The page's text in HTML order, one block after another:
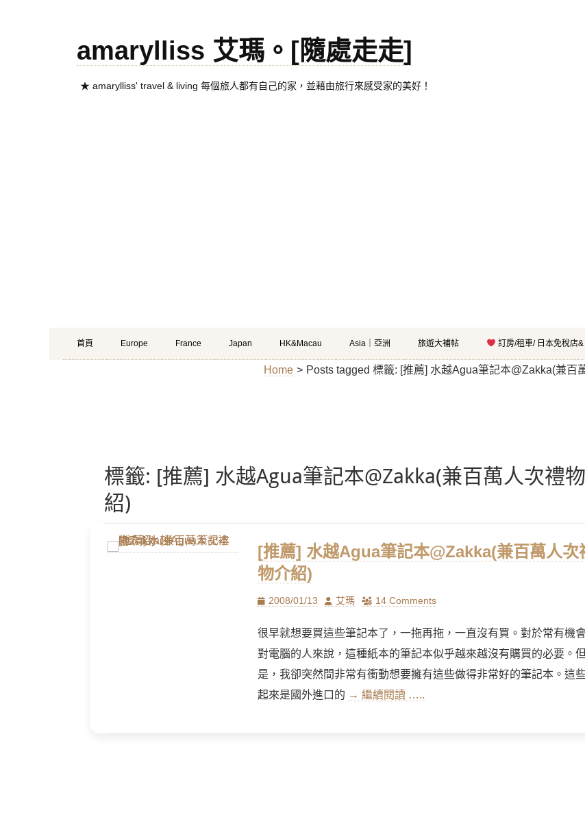
amarylliss 艾瑪。[隨處走走]
★ amarylliss' travel & living 每個旅人都有自己的家，並藉由旅行來感受家的美好！
Primary
Menu
Skip
to
首頁 Europe France Japan HK&Macau Asia｜亞洲 旅遊大補帖 訂房/租車/ 日本免稅店
Home > Posts tagged 標籤: [推薦] 水越Agua筆記本@Zakka(兼百
標籤: [推薦] 水越Agua筆記本@Zakka(兼百萬人次禮
紹)
[推薦] 水越Agua筆記本@Zakka(兼百萬人次
物介紹)
Posted
2008/01/13 Author
艾瑪 14 Comments
很早就想要買這些筆記本了，一拖再拖，一直沒有買。對於常有機
對電腦的人來說，這種紙本的筆記本似乎越來越沒有購買的必要。但
是，我卻突然間非常有衝動想要擁有這些做得非常好的筆記本。這
起來是國外進口的 → 繼續閱讀 …..